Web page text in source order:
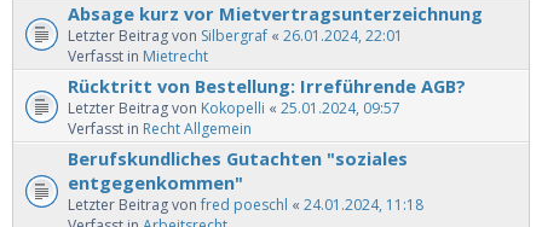
Absage kurz vor Mietvertragsunterzeichnung
Letzter Beitrag von Silbergraf « 26.01.2024, 22:01
Verfasst in Mietrecht
Rücktritt von Bestellung: Irreführende AGB?
Letzter Beitrag von Kokopelli « 25.01.2024, 09:57
Verfasst in Recht Allgemein
Berufskundliches Gutachten "soziales
entgegenkommen"
Letzter Beitrag vonfred poeschl « 24.01.2024, 11:18